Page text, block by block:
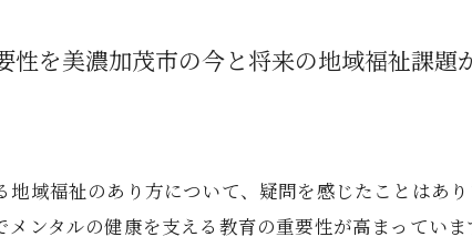
性を美濃加茂市の今と将来の地域福祉課題
地域福祉のあり方について、疑問を感じたことはあ
メンタルの健康を支える教育の重要性が高まってい